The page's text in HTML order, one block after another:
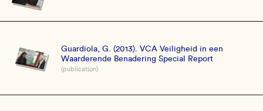
Guardiola, G. (2013). VCA Veiligheid in een
Waarderende Benadering Special Report
(publication)